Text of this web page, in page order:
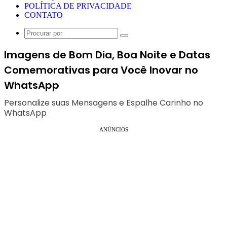
POLÍTICA DE PRIVACIDADE
CONTATO
Procurar
Imagens de Bom Dia, Boa Noite e Datas
Comemorativas para Você Inovar no
WhatsApp
Personalize suas Mensagens e Espalhe Carinho no
WhatsApp
ANÚNCIOS